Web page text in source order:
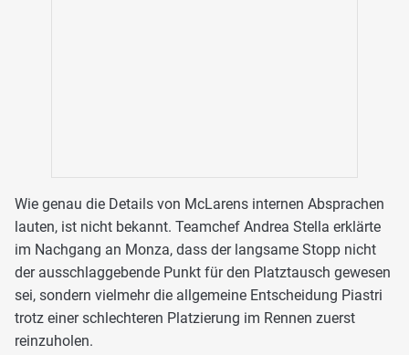
Wie genau die Details von McLarens internen Absprachen
lauten, ist nicht bekannt. Teamchef Andrea Stella erklärte
im Nachgang an Monza, dass der langsame Stopp nicht
der ausschlaggebende Punkt für den Platztausch gewesen
sei, sondern vielmehr die allgemeine Entscheidung Piastri
trotz einer schlechteren Platzierung im Rennen zuerst
reinzuholen.